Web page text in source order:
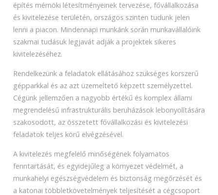
építés mérnöki létesítményeinek tervezése, fővállalkozása
és kivitelezése területén, országos szinten tudunk jelen
lenni a piacon. Mindennapi munkánk során munkavállalóink
szakmai tudásuk legjavát adják a projektek sikeres
kivitelezéséhez.
Rendelkezünk a feladatok ellátásához szükséges korszerű
gépparkkal és az azt üzemeltető képzett személyzettel.
Cégünk jellemzően a nagyobb értékű és komplex állami
megrendelésű infrastrukturális beruházások lebonyolítására
szakosodott, az összetett fővállalkozási és kivitelezési
feladatok teljes körű elvégzésével.
A kivitelezés megfelelő minőségének folyamatos
fenntartását, és egyidejűleg a környezet védelmét, a
munkahelyi egészségvédelem és biztonság megőrzését és
a katonai többletkövetelmények teljesítését a cégcsoport